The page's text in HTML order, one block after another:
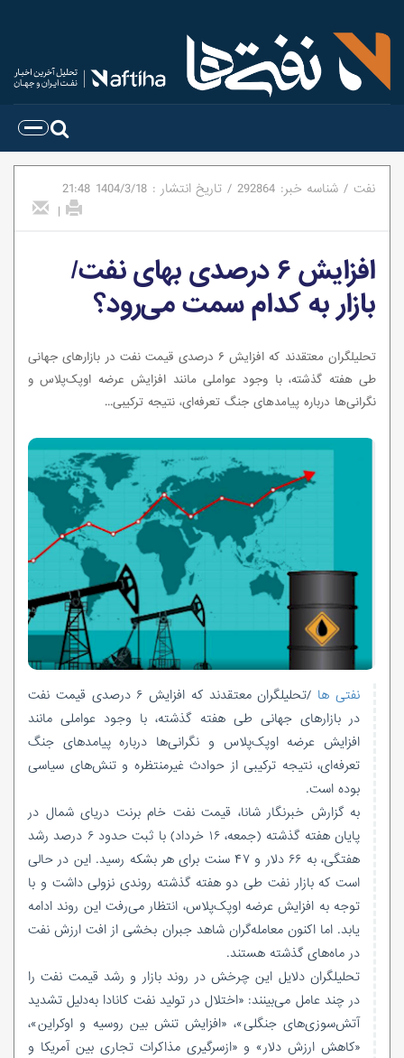
نفت / شناسه خبر: 292864
/ تاریخ انتشار : 1404/3/18
21:48
|
افزایش ۶ درصدی بهای نفت/
بازار به کدام سمت می‌رود؟
تحلیلگران معتقدند که افزایش ۶ درصدی قیمت نفت در بازارهای جهانی
طی هفته گذشته، با وجود عواملی مانند افزایش عرضه اوپک‌پلاس و
نگرانی‌ها درباره پیامدهای جنگ تعرفه‌ای، نتیجه ترکیبی...
نفتی ها
/تحلیلگران معتقدند که افزایش ۶ درصدی قیمت نفت
در بازارهای جهانی طی هفته گذشته، با وجود عواملی مانند
افزایش عرضه اوپک‌پلاس و نگرانی‌ها درباره پیامدهای جنگ
تعرفه‌ای، نتیجه ترکیبی از حوادث غیرمنتظره و تنش‌های سیاسی
بوده است.
به گزارش خبرنگار شانا، قیمت نفت خام برنت دریای شمال در
پایان هفته گذشته (جمعه، ۱۶ خرداد) با ثبت حدود ۶ درصد رشد
هفتگی، به ۶۶ دلار و ۴۷ سنت برای هر بشکه رسید. این در حالی
است که بازار نفت طی دو هفته گذشته روندی نزولی داشت و با
توجه به افزایش عرضه اوپک‌پلاس، انتظار می‌رفت این روند ادامه
یابد. اما اکنون معامله‌گران شاهد جبران بخشی از افت ارزش نفت
در ماه‌های گذشته هستند.
تحلیلگران دلایل این چرخش در روند بازار و رشد قیمت نفت را
در چند عامل می‌بینند: «اختلال در تولید نفت کانادا به‌دلیل تشدید
آتش‌سوزی‌های جنگلی»، «افزایش تنش بین روسیه و اوکراین»،
«کاهش ارزش دلار» و «ازسرگیری مذاکرات تجاری بین آمریکا و